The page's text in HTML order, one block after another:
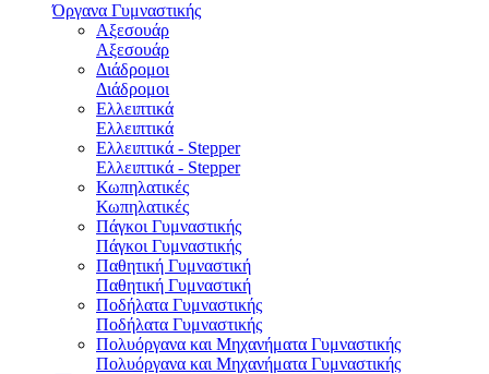
Όργανα Γυμναστικής
Αξεσουάρ
Αξεσουάρ
Διάδρομοι
Διάδρομοι
Ελλειπτικά
Ελλειπτικά
Ελλειπτικά - Stepper
Ελλειπτικά - Stepper
Κωπηλατικές
Κωπηλατικές
Πάγκοι Γυμναστικής
Πάγκοι Γυμναστικής
Παθητική Γυμναστική
Παθητική Γυμναστική
Ποδήλατα Γυμναστικής
Ποδήλατα Γυμναστικής
Πολυόργανα και Μηχανήματα Γυμναστικής
Πολυόργανα και Μηχανήματα Γυμναστικής